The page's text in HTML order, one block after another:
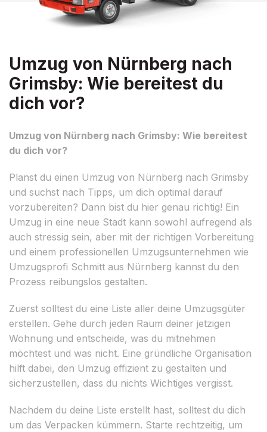
Umzug von Nürnberg nach
Grimsby: Wie bereitest du
dich vor?
Umzug von Nürnberg nach Grimsby: Wie bereitest
du dich vor?
Planst du einen Umzug von Nürnberg nach Grimsby
und suchst nach Tipps, um dich optimal darauf
vorzubereiten? Dann bist du hier genau richtig! Ein
Umzug in eine neue Stadt kann sowohl aufregend als
auch stressig sein, aber mit der richtigen Vorbereitung
und einem professionellen Umzugsunternehmen wie
Umzugsprofi Schmitt aus Nürnberg kannst du den
Prozess reibungslos gestalten.
Zuerst solltest du eine Liste aller deine Umzugsgüter
erstellen. Gehe durch jeden Raum deiner jetzigen
Wohnung und entscheide, was du mitnehmen
möchtest und was nicht. Eine gründliche Organisation
hilft dabei, den Umzug effizient zu gestalten und
sicherzustellen, dass du nichts Wichtiges vergisst.
Nachdem du deine Liste erstellt hast, solltest du dich
um das Verpacken kümmern. Starte rechtzeitig, um